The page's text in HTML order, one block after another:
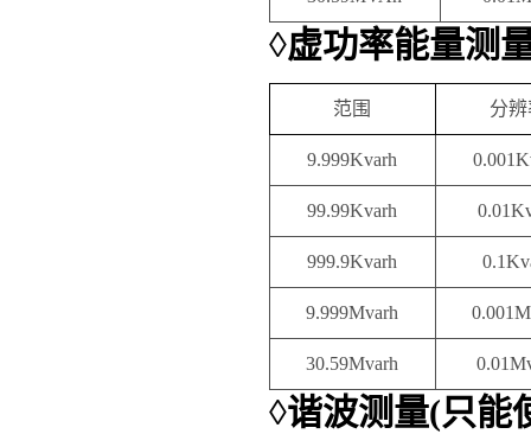
◊虚功率能量测
范围 分
9.999Kvarh
99.99Kvarh
999.9Kvarh
9.999Mvarh
30.59Mvarh
◊谐波测量(只能